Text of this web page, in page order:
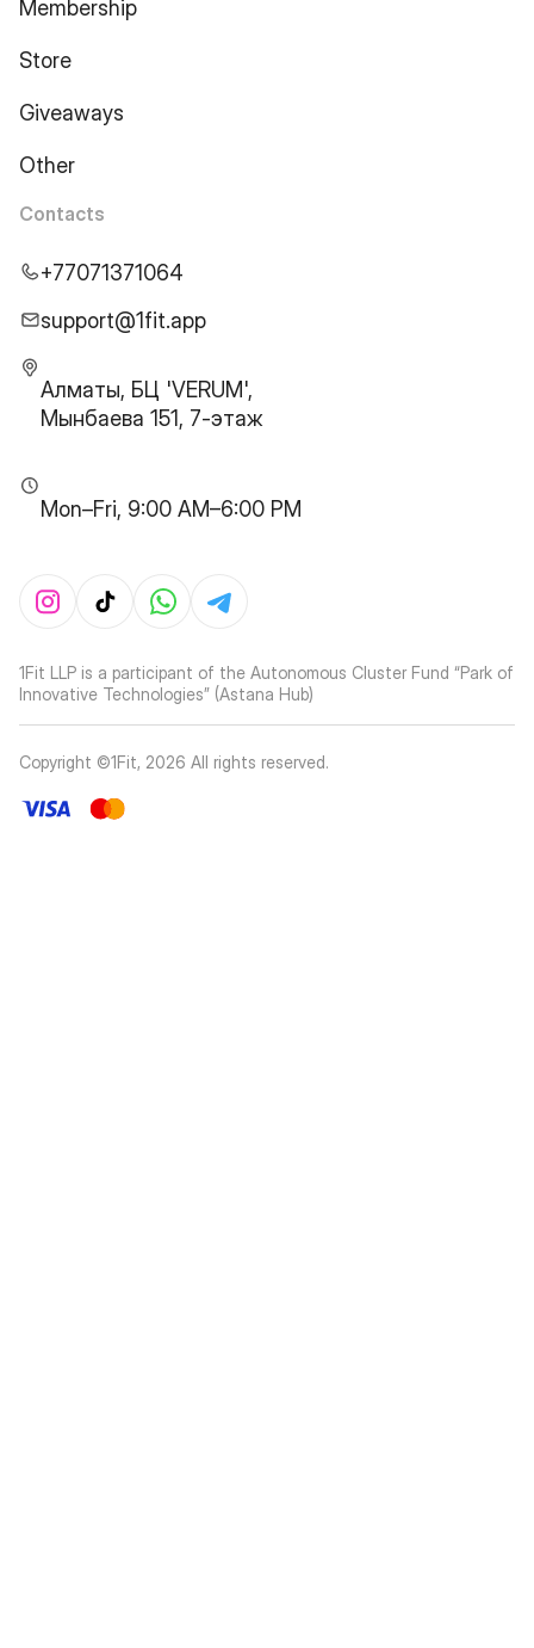
Membership
Store
Giveaways
Other
Contacts
+77071371064
support@1fit.app
Алматы, БЦ 'VERUM',
Мынбаева 151, 7-этаж
Mon–Fri, 9:00 AM–6:00 PM
1Fit LLP is a participant of the Autonomous Cluster Fund “Park of
Innovative Technologies” (Astana Hub)
Copyright ©1Fit, 2026 All rights reserved.